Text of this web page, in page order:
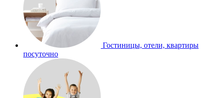
Гостиницы, отели, квартиры
посуточно